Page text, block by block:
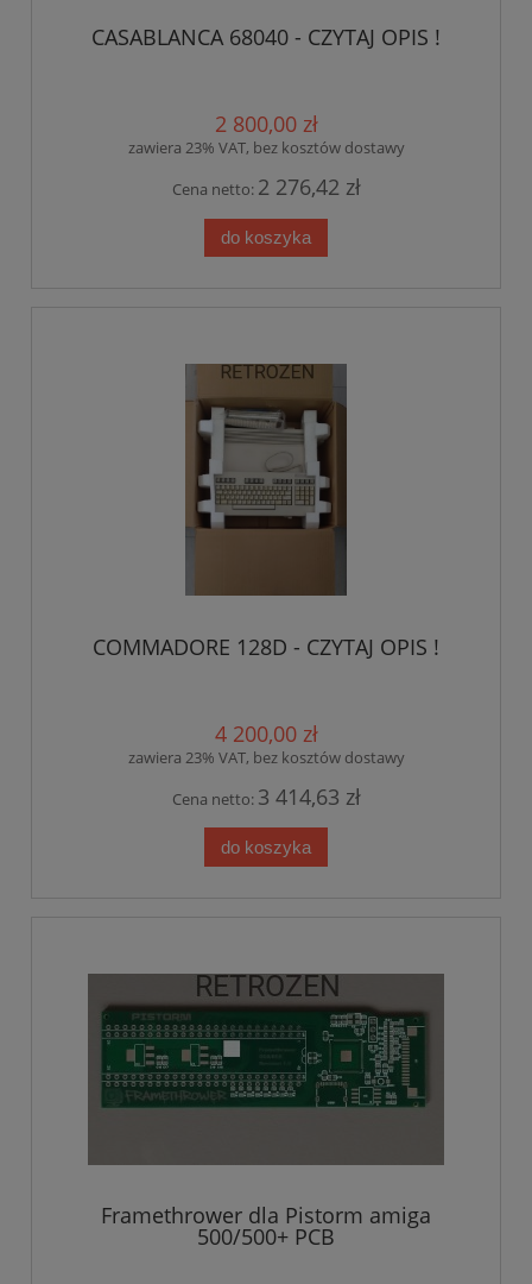
CASABLANCA 68040 - CZYTAJ OPIS !
2 800,00 zł
zawiera 23% VAT, bez kosztów dostawy
Cena netto: 2 276,42 zł
do koszyka
COMMADORE 128D - CZYTAJ OPIS !
4 200,00 zł
zawiera 23% VAT, bez kosztów dostawy
Cena netto: 3 414,63 zł
do koszyka
Framethrower dla Pistorm amiga
500/500+ PCB